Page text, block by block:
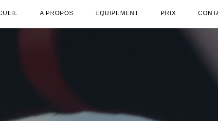
A PROPOS EQUIPEMENT PRIX